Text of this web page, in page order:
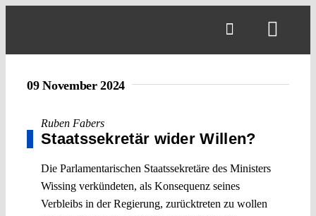
09 November 2024
Ruben Fabers
Staatssekretär wider Willen?
Die Parlamentarischen Staatssekretäre des Ministers
Wissing verkündeten, als Konsequenz seines
Verbleibs in der Regierung, zurücktreten zu wollen